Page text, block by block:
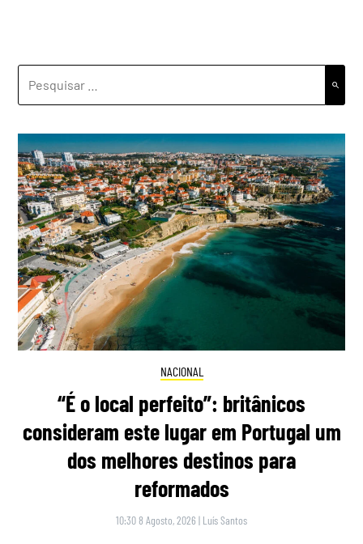
POR:
NACIONAL
“É o local perfeito”: britânicos
consideram este lugar em Portugal um
dos melhores destinos para
reformados
10:30 8 Agosto, 2026 | Luís Santos